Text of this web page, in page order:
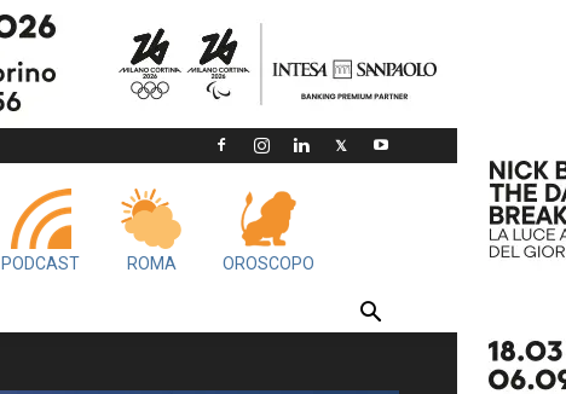
PODCAST ROMA OROSCOPO